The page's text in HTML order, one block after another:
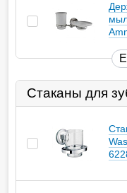
Стаканы для